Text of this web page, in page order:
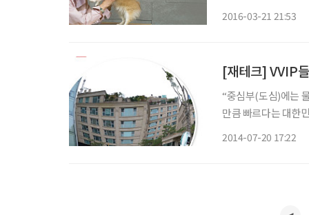
2016-03-21 21:53
[재테크] VVIP
“중심부(도심)에는 물(부동산
만큼 빠르다는 대한민국 0.1% 슈퍼리치. 그들
2014-07-20 17:22